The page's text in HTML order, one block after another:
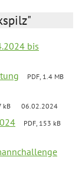
bis
PDF, 1.4 MB
kB 06.02.2024
PDF, 153 kB